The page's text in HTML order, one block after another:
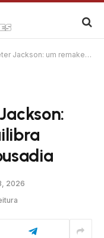
que equilibra coração, técnica e ousadia
2026